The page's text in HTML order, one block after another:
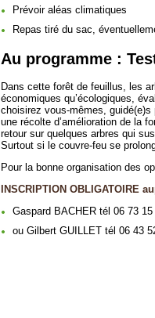
Prévoir aléas climatiques
Repas tiré du sac,
Au programme :
Dans cette forêt de feuillus, les
économiques qu’écologiques,
choisirez vous-mêmes,
une récolte d’amélioration de la
retour sur quelques arbres qui
Surtout si le couvre-feu se
Pour la bonne organisation des
INSCRIPTION OBLIGATOIRE
Gaspard BACHER tél 06 73
ou Gilbert GUILLET tél 06 43